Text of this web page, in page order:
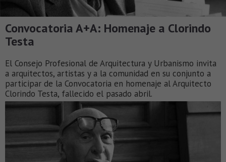
Convocatoria A+A: Homenaje a Clorindo
Testa
El Consejo Profesional de Arquitectura y Urbanismo invita
a arquitectos, artistas y a la comunidad en su conjunto a
participar de la Convocatoria en homenaje al Arquitecto
Clorindo Testa, fallecido el pasado abril.